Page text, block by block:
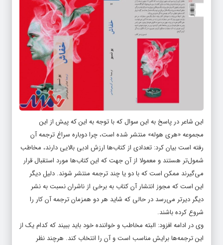
این شاعر در پاسخ به این سوال که با توجه به این که پیش از این
مجموعه «هری هوله» منتشر شده است، چرا دوباره سراغ ترجمه آن
رفته است بیان کرد: تعدادی از کتاب‌ها ارزش ادبی بالایی دارند، مخاطب
شمول‌تر هستند و معمولا از آن‌ جهت که این کتاب‌ها مورد استقبال قرار
می‌گیرند ممکن است که با دو یا چند ترجمه منتشر شوند. دلیل دیگر
این است که مجوز انتشار آن کتاب به برخی از ناشران نسبت به نشر
دیگر دیرتر می‌رسد در حالی که شاید هر دو همزمان ترجمه آن کار را
شروع کرده باشند.
وی در ادامه افزود: البته مخاطب و خواننده خود باید ببیند که کدام یک از
این ترجمه‌ها برایش مناسب است و آن را انتخاب کند. هرچند نظر